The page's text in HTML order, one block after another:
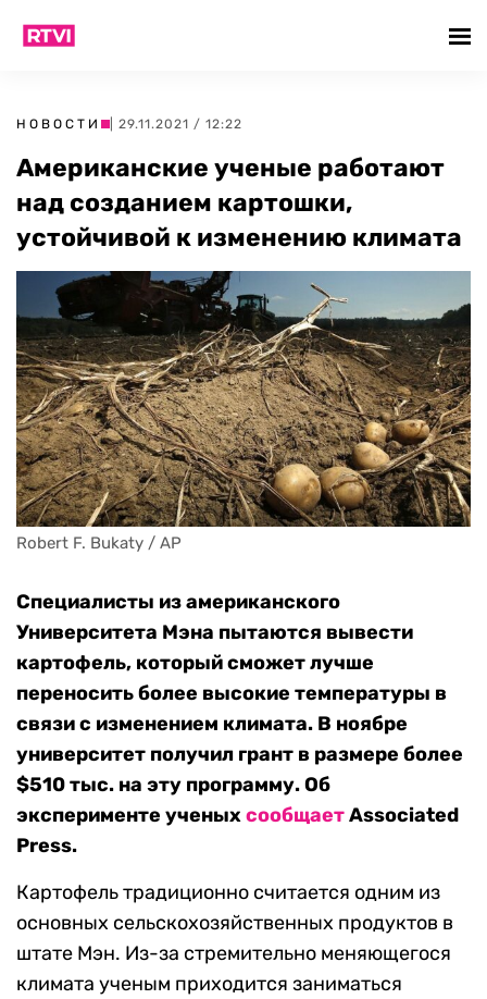
НОВОСТИ | 29.11.2021 / 12:22
Американские ученые работают
над созданием картошки,
устойчивой к изменению климата
Robert F. Bukaty / AP
Специалисты из американского
Университета Мэна пытаются вывести
картофель, который сможет лучше
переносить более высокие температуры в
связи с изменением климата. В ноябре
университет получил грант в размере более
$510 тыс. на эту программу. Об
эксперименте ученыхсообщаетAssociated
Press.
Картофель традиционно считается одним из
основных сельскохозяйственных продуктов в
штате Мэн. Из-за стремительно меняющегося
климата ученым приходится заниматься